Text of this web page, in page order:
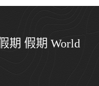
期 假期 World